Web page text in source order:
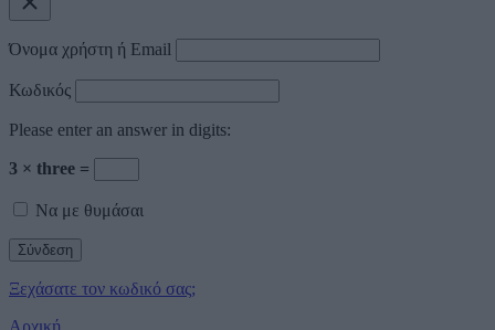
Όνομα χρήστη ή Email
Κωδικός
Please enter an answer in digits:
3 × three =
Να με θυμάσαι
Ξεχάσατε τον κωδικό σας;
Αρχική